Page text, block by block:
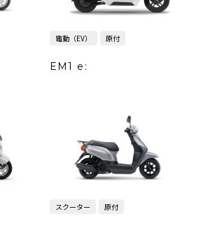
電動（EV） 原付
EM1 e:
スクーター 原付